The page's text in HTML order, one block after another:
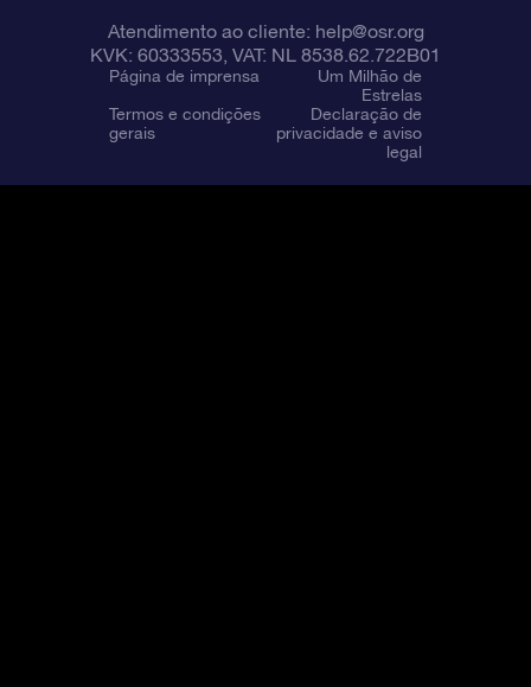
Atendimento ao cliente: help@osr.org
KVK: 60333553, VAT: NL 8538.62.722B01
Página de imprensa
Um Milhão de
Estrelas
Termos e condições
gerais
Declaração de
privacidade e aviso
legal